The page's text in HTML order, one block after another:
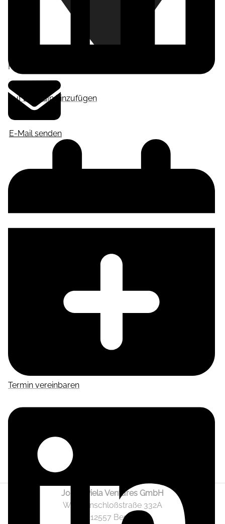
Auf LinkedIn hinzufügen
Frankfurt am Main
E-Mail senden
Termin vereinbaren
Jonas Piela Ventures GmbH
Wendenschloßstraße 332A
12557 Berlin